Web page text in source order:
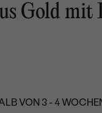
Gold mit
VON 3 - 4